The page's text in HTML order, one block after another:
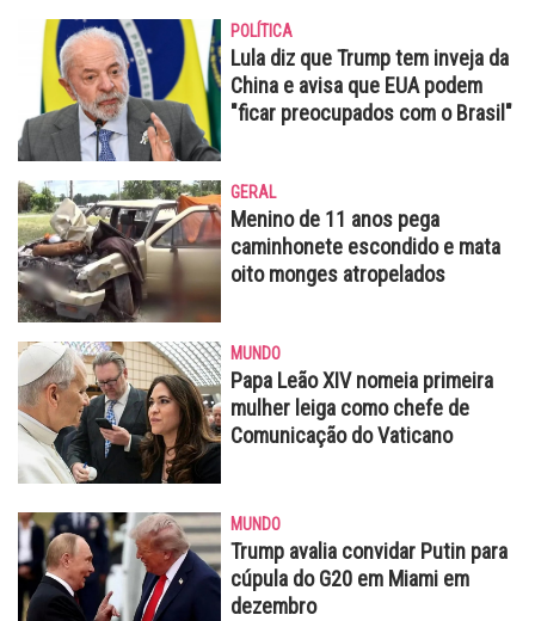
POLÍTICA
Lula diz que Trump tem inveja da
China e avisa que EUA podem
"ficar preocupados com o Brasil"
GERAL
Menino de 11 anos pega
caminhonete escondido e mata
oito monges atropelados
MUNDO
Papa Leão XIV nomeia primeira
mulher leiga como chefe de
Comunicação do Vaticano
MUNDO
Trump avalia convidar Putin para
cúpula do G20 em Miami em
dezembro